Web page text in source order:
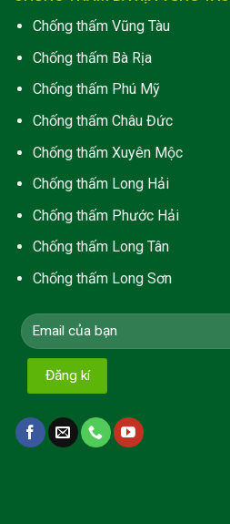
Chống thấm Vũng Tàu
Chống thấm Bà Rịa
Chống thấm Phú Mỹ
Chống thấm Châu Đức
Chống thấm Xuyên Mộc
Chống thấm Long Hải
Chống thấm Phước Hải
Chống thấm Long Tân
Chống thấm Long Sơn